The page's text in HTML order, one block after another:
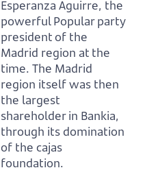
Esperanza Aguirre, the
powerful Popular party
president of the
Madrid region at the
time. The Madrid
region itself was then
the largest
shareholder in Bankia,
through its domination
of the cajas
foundation.